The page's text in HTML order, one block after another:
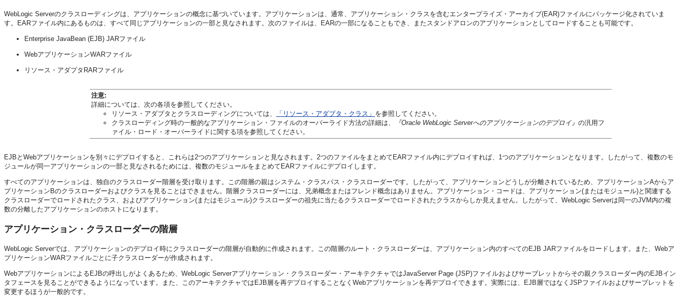
WebLogic Serverのクラスローディングは、アプリケーションの概念に基づいています。アプリケーションは、通常、アプリケーション・クラスを含むエンタープライズ・アーカイブ(EAR)ファイルにパッケージ化されていま
す。EARファイル内にあるものは、すべて同じアプリケーションの一部と見なされます。次のファイルは、EARの一部になることもでき、またスタンドアロンのアプリケーションとしてロードすることも可能です。
Enterprise JavaBean (EJB) JARファイル
WebアプリケーションWARファイル
リソース・アダプタRARファイル
注意:
詳細については、次の各項を参照してください。
リソース・アダプタとクラスローディングについては、
「リソース・アダプタ・クラス」 を参照してください。
クラスローディング時の一般的なアプリケーション・ファイルのオーバーライド方法の詳細は、
『Oracle WebLogic Serverへのアプリケーションのデプロイ』 の汎用フ
ァイル・ロード・オーバーライドに関する項を参照してください。
EJBとWebアプリケーションを別々にデプロイすると、これらは2つのアプリケーションと見なされます。2つのファイルをまとめてEARファイル内にデプロイすれば、1つのアプリケーションとなります。したがって、複数のモ
ジュールが同一アプリケーションの一部と見なされるためには、複数のモジュールをまとめてEARファイルにデプロイします。
すべてのアプリケーションは、独自のクラスローダー階層を受け取ります。この階層の親はシステム・クラスパス・クラスローダーです。したがって、アプリケーションどうしが分離されているため、アプリケーションAからア
プリケーションBのクラスローダーおよびクラスを見ることはできません。階層クラスローダーには、兄弟概念またはフレンド概念はありません。アプリケーション・コードは、アプリケーション(またはモジュール)と関連する
クラスローダーでロードされたクラス、およびアプリケーション(またはモジュール)クラスローダーの祖先に当たるクラスローダーでロードされたクラスからしか見えません。したがって、WebLogic Serverは同一のJVM内の複
数の分離したアプリケーションのホストになります。
アプリケーション・クラスローダーの階層
WebLogic Serverでは、アプリケーションのデプロイ時にクラスローダーの階層が自動的に作成されます。この階層のルート・クラスローダーは、アプリケーション内のすべてのEJB JARファイルをロードします。また、Webア
プリケーションWARファイルごとに子クラスローダーが作成されます。
WebアプリケーションによるEJBの呼出しがよくあるため、WebLogic Serverアプリケーション・クラスローダー・アーキテクチャではJavaServer Page (JSP)ファイルおよびサーブレットからその親クラスローダー内のEJBイン
タフェースを見ることができるようになっています。また、このアーキテクチャではEJB層を再デプロイすることなくWebアプリケーションを再デプロイできます。実際には、EJB層ではなくJSPファイルおよびサーブレットを
変更するほうが一般的です。